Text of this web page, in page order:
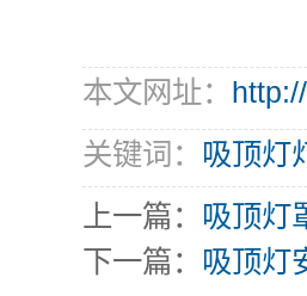
本文网址：
关键词： 吸顶灯
上一篇： 吸顶灯
下一篇： 吸顶灯